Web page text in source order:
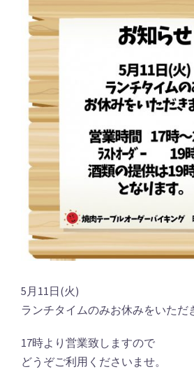
5月11日(火)
ランチタイムのみお休みをいただ
17時より営業致しますので
どうぞご利用くださいませ。